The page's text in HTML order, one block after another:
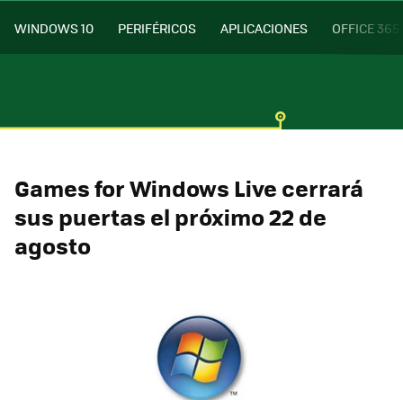
WINDOWS 10 PERIFÉRICOS APLICACIONES OFFICE 365
Games for Windows Live cerrará
sus puertas el próximo 22 de
agosto